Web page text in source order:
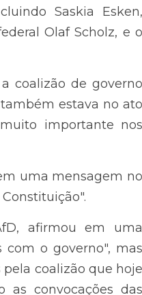
de governo alemão ao
em Berlim, e afirmou
uma mensagem no X,
que os protestos
"O governo está
atenção dos problemas
ligeiramente após